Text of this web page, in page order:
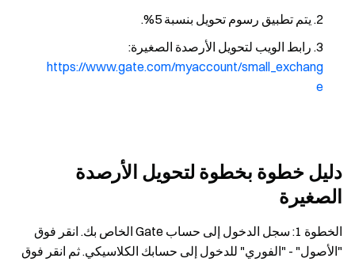
يتم تطبيق رسوم تحويل بنسبة 5%.
رابط الويب لتحويل الأرصدة الصغيرة:
https://www.gate.com/myaccount/small_exchang
e
دليل خطوة بخطوة لتحويل الأرصدة
الصغيرة
الخطوة 1: سجل الدخول إلى حساب Gate الخاص بك. انقر فوق
"الأصول" - "الفوري" للدخول إلى حسابك الكلاسيكي. ثم انقر فوق